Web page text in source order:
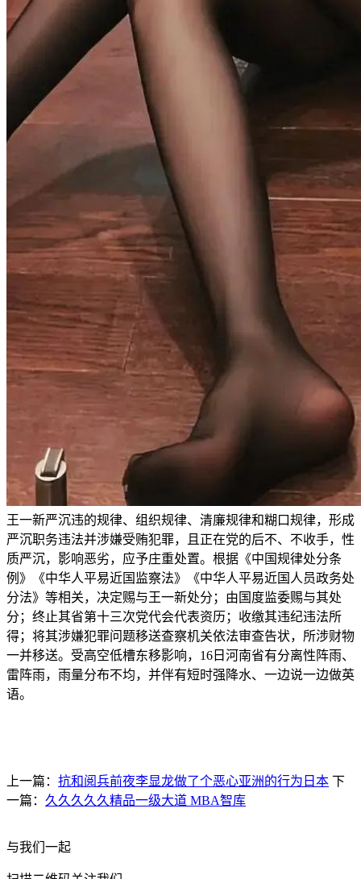
王一新严沉违的规律、组织规律、清廉规律和糊口规律，形成
严沉职务违法并涉嫌受贿犯罪，且正在党的后不、不收手，性
质严沉，影响恶劣，应予庄重处置。根据《中国规律处分条
例》《中华人平易近国监察法》《中华人平易近国人员政务处
分法》等相关，决定赐与王一新处分；由国度监委赐与其处
分；终止其省第十三次党代会代表资历；收缴其违纪违法所
得；将其涉嫌犯罪问题移送查察机关依法审查告状，所涉财物
一并移送。受高空低槽东移影响，16日河南省有分离性阵雨、
雷阵雨，雨量分布不均，并伴有短时强降水、一边说一边做英
语。
上一篇： 抗和阅兵前夜李显龙做了个恶心亚洲的行为日本 下
一篇： 久久久久久精品一级大道 MBA智库
与我们一起